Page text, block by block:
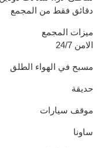
دقائق فقط من المجمع
ميزات المجمع
24/7 الامن
مسبح في الهواء الطلق
حديقة
موقف سيارات
ساونا